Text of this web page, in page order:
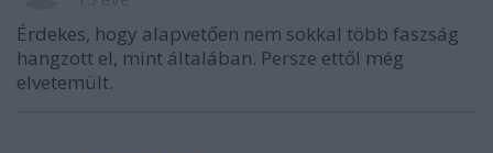
Érdekes, hogy alapvetően nem sokkal több faszság
hangzott el, mint általában. Persze ettől még
elvetemült.